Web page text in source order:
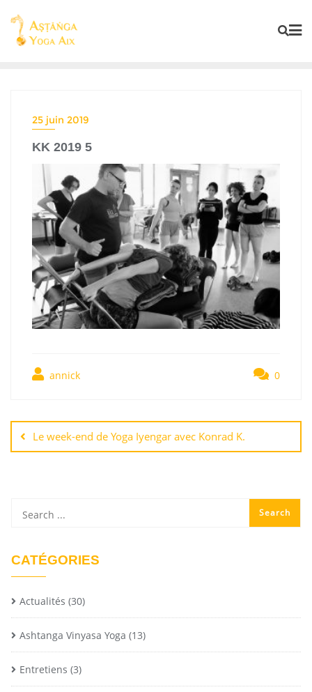
25 juin 2019
KK 2019 5
annick 0
Le week-end de Yoga Iyengar avec Konrad K.
CATÉGORIES
Actualités (30)
Ashtanga Vinyasa Yoga (13)
Entretiens (3)